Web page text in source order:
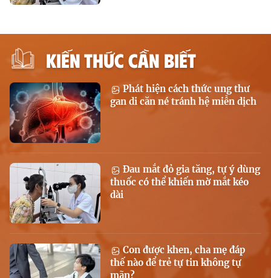
KIẾN THỨC CẦN BIẾT
Phát hiện cách thức ung thư
gan di căn né tránh hệ miễn dịch
Đau mắt đỏ gia tăng, tự ý dùng
thuốc có thể khiến mờ mắt kéo
dài
Con được khen, cha mẹ đáp
thế nào để trẻ tự tin không tự
mãn?